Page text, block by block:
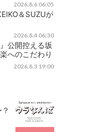
2026.8.6 06:05
＆SUZUが
2026.8.4 06:30
公開控える坂
へのこだわり
2026.8.3 19:00